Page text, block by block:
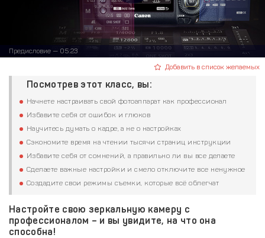
Предисловие — 05:23
Добавить в список желаемых
Посмотрев этот класс, вы:
Начнете настраивать свой фотоаппарат как профессионал
Избавите себя от ошибок и глюков
Научитесь думать о кадре, а не о настройках
Сэкономите время на чтении тысячи страниц инструкции
Избавите себя от сомнений, а правильно ли вы все делаете
Сделаете важные настройки и смело отключите все ненужное
Создадите свои режимы съемки, которые всё облегчат
Настройте свою зеркальную камеру с
профессионалом – и вы увидите, на что она
способна!